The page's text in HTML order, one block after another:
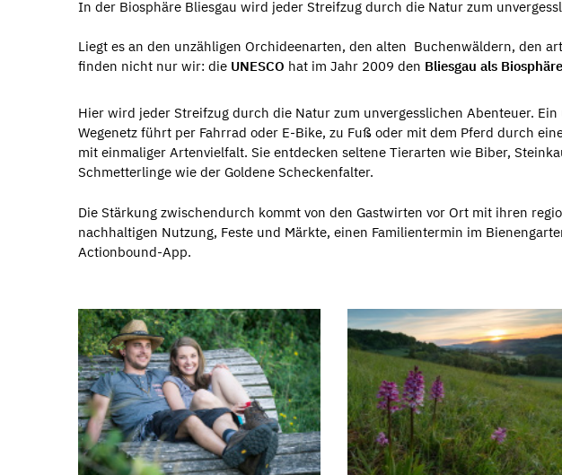
In der Biosphäre Bliesgau wird jeder Streifzug durch die Natur zum
Liegt es an den unzähligen Orchideenarten, den alten Buchenwäldern, den
finden nicht nur wir: die UNESCO hat im Jahr 2009 den Bliesgau als
Hier wird jeder Streifzug durch die Natur zum unvergesslichen Abenteuer.
Wegenetz führt per Fahrrad oder E-Bike, zu Fuß oder mit dem Pferd durch
mit einmaliger Artenvielfalt. Sie entdecken seltene Tierarten wie Biber,
Schmetterlinge wie der Goldene Scheckenfalter.
Die Stärkung zwischendurch kommt von den Gastwirten vor Ort mit ihren
nachhaltigen Nutzung, Feste und Märkte, einen Familientermin im
Actionbound-App.